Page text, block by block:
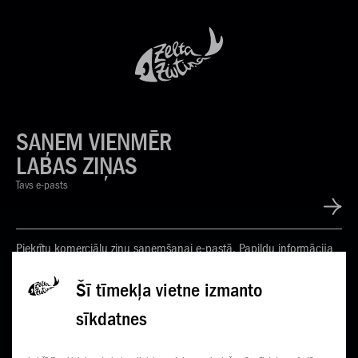
Šī tīmekļa vietne izmanto
sīkdatnes
SAŅEM VIENMĒR
LABAS ZIŅAS
Tavs e-pasts
Piekrītu komerciālu ziņu saņemšanai e-pastā. Papildu informācija